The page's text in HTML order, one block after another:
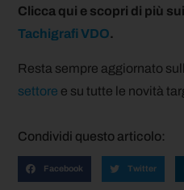
Clicca qui e scopri di più
Tachigrafi VDO.
Resta sempre aggiornato
settore e su tutte le novità
Condividi questo articolo:
Facebook Twitter